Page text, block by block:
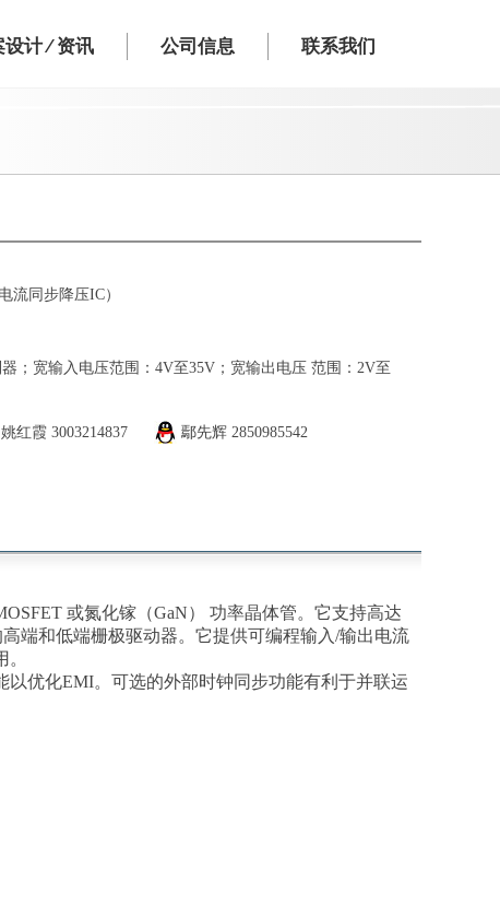
计 ⁄ 资讯 公司信息 联系我们
流同步降压IC）
；宽输入电压范围：4V至35V；宽输出电压 范围：2V至
姚红霞 3003214837 鄢先辉 2850985542
或氮化镓（GaN） 功率晶体管。它支持高达
端和低端栅极驱动器。它提供可编程输入/输出电流
。
以优化EMI。可选的外部时钟同步功能有利于并联运